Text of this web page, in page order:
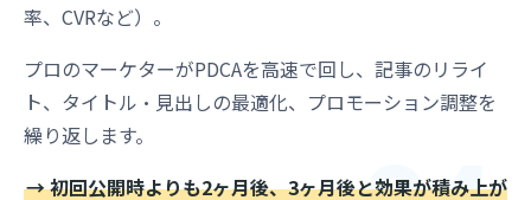
率、CVRなど）。
プロのマーケターがPDCAを高速で回し、記事のリライ
ト、タイトル・見出しの最適化、プロモーション調整を
繰り返します。
→ 初回公開時よりも2ヶ月後、3ヶ月後と効果が積み上が